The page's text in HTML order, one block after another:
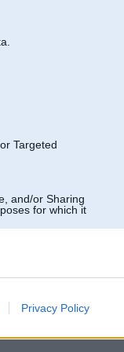
Targeted
and/or Sharing
for which it
Privacy Policy
drīkst pievienot komentārus